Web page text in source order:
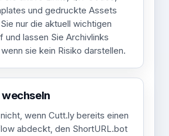
und gedruckte Assets
nur die aktuell wichtigen
und lassen Sie Archivlinks
sie kein Risiko darstellen.
wenn Cutt.ly bereits einen
abdeckt, den ShortURL.bot